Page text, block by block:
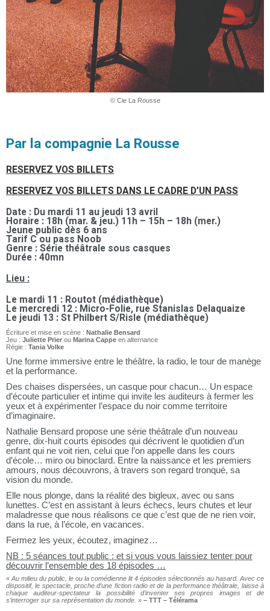
© Cie La Rousse
Par la compagnie La Rousse
RESERVEZ VOS BILLETS
RESERVEZ VOS BILLETS DANS LE CADRE D’UN PASS
Date : Du mardi 11 au jeudi 13 avril
Horaire : 18h (mar. & jeu.) 11h – 15h – 18h (mer.)
Jeune public dès 6 ans
Tarif C ou pass Noob
Genre : Série théâtrale sous casques
Durée : 40mn
Lieu :
Le mardi 11 : Routot (médiathèque)
Le mercredi 12 : Micro-Folie, rue Stanislas Delaquaize
Le jeudi 13 : St Philbert S/Risle (médiathèque)
Écriture et mise en scène : Nathalie Bensard
Jeu : Juliette Prier ou Marina Cappe en alternance
Régie : Tania Volke
Une forme immersive entre le théâtre, la radio, le tour de manège
et la performance.
Des chaises dispersées, un casque pour chacun… Un espace
d’écoute particulier et intime qui invite les auditeurs à fermer les
yeux et à expérimenter l’espace du noir comme territoire
d’imaginaire.
Nathalie Bensard propose une série théâtrale d’un nouveau
genre, dix-huit courts épisodes qui décrivent le quotidien d’un
enfant qui ne voit rien, celui que l’on appelle dans les cours
d’école… miro ou binoclard. Entre la naissance et les premiers
amours, nous découvrons, à travers son regard tronqué, sa
vision du monde.
Elle nous plonge, dans la réalité des bigleux, avec ou sans
lunettes. C’est en assistant à leurs échecs, leurs chutes et leur
maladresse que nous réalisons ce que c’est que de ne rien voir,
dans la rue, à l’école, en vacances.
Fermez les yeux, écoutez, imaginez…
NB : 5 séances tout public : et si vous vous laissiez tenter pour
découvrir l’ensemble des 18 épisodes …
« Au milieu du public, le ou la comédienne lit 4 épisodes sélectionnés au hasard. Avec ce
dispositif, le spectacle, proche d’une fiction radio et de la performance théâtrale, laisse à
chaque auditeur-spectateur la possibilité d’inventer ses propres images et de
s’interroger sur sa représentation du monde. » – TTT – Télérama